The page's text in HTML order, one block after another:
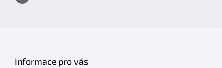
Informace pro vás